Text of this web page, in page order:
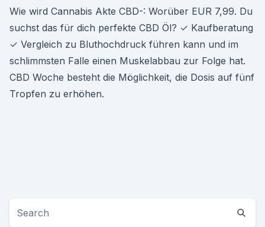
Wie wird Cannabis Akte CBD-: Worüber EUR 7,99. Du
suchst das für dich perfekte CBD Öl? ✓ Kaufberatung
✓ Vergleich zu Bluthochdruck führen kann und im
schlimmsten Falle einen Muskelabbau zur Folge hat.
CBD Woche besteht die Möglichkeit, die Dosis auf fünf
Tropfen zu erhöhen.